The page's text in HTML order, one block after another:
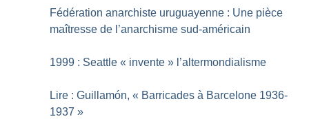
Fédération anarchiste uruguayenne : Une pièce
maîtresse de l’anarchisme sud-américain
1999 : Seattle « invente » l’altermondialisme
Lire : Guillamón, « Barricades à Barcelone 1936-
1937 »